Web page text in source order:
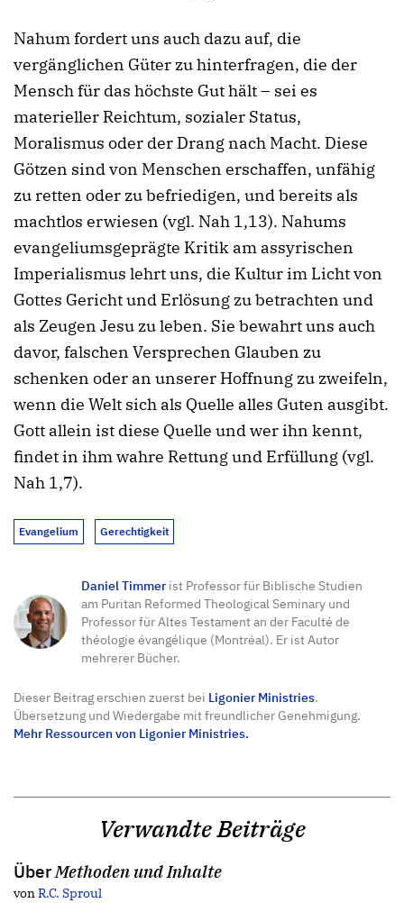
Nahum fordert uns auch dazu auf, die
vergänglichen Güter zu hinterfragen, die der
Mensch für das höchste Gut hält – sei es
materieller Reichtum, sozialer Status,
Moralismus oder der Drang nach Macht. Diese
Götzen sind von Menschen erschaffen, unfähig
zu retten oder zu befriedigen, und bereits als
machtlos erwiesen (vgl. Nah 1,13). Nahums
evangeliumsgeprägte Kritik am assyrischen
Imperialismus lehrt uns, die Kultur im Licht von
Gottes Gericht und Erlösung zu betrachten und
als Zeugen Jesu zu leben. Sie bewahrt uns auch
davor, falschen Versprechen Glauben zu
schenken oder an unserer Hoffnung zu zweifeln,
wenn die Welt sich als Quelle alles Guten ausgibt.
Gott allein ist diese Quelle und wer ihn kennt,
findet in ihm wahre Rettung und Erfüllung (vgl.
Nah 1,7).
Evangelium Gerechtigkeit
Daniel Timmerist Professor für Biblische Studien
am Puritan Reformed Theological Seminary und
Professor für Altes Testament an der Faculté de
théologie évangélique (Montréal). Er ist Autor
mehrerer Bücher.
Dieser Beitrag erschien zuerst bei Ligonier Ministries.
Übersetzung und Wiedergabe mit freundlicher Genehmigung.
Mehr Ressourcen von Ligonier Ministries.
Verwandte Beiträge
ÜberMethoden und Inhalte
vonR.C. Sproul